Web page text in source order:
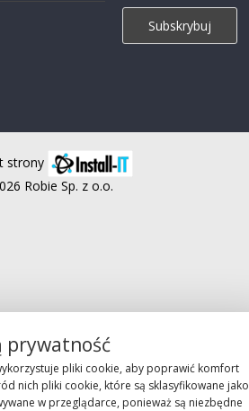
strony
Robie Sp. z o.o.
prywatność
pliki cookie, aby poprawić komfort
nich pliki cookie, które są sklasyfikowane jako
w przeglądarce, ponieważ są niezbędne